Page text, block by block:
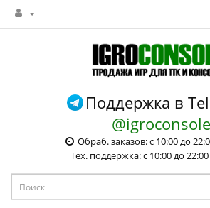
Поддержка в
@igroconsole
Обраб. заказов: с 10:00 до
Тех. поддержка: с 10:00 до